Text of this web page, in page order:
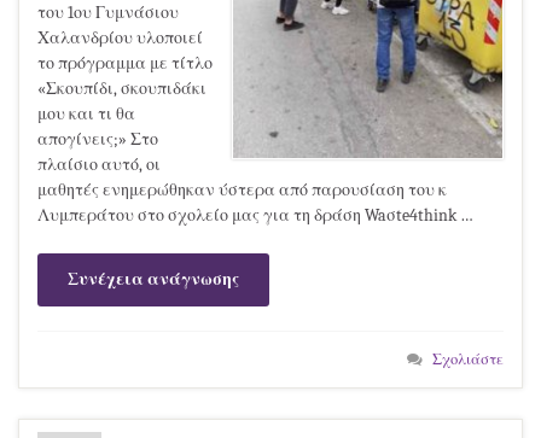
του 1ου Γυμνάσιου
Χαλανδρίου υλοποιεί
το πρόγραμμα με τίτλο
«Σκουπίδι, σκουπιδάκι
μου και τι θα
απογίνεις;» Στο
πλαίσιο αυτό, οι
μαθητές ενημερώθηκαν ύστερα από παρουσίαση του κ
Λυμπεράτου στο σχολείο μας για τη δράση Waσte4think …
Συνέχεια ανάγνωσης
Σχολιάστε